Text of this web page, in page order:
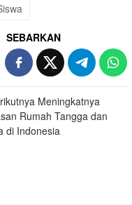
SEBARKAN
Meningkatnya
Rumah Tangga dan
di Indonesia